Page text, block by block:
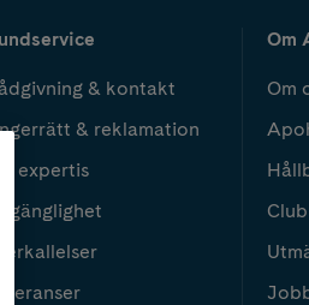
& kontakt
& reklamation
expertis
Om
Om